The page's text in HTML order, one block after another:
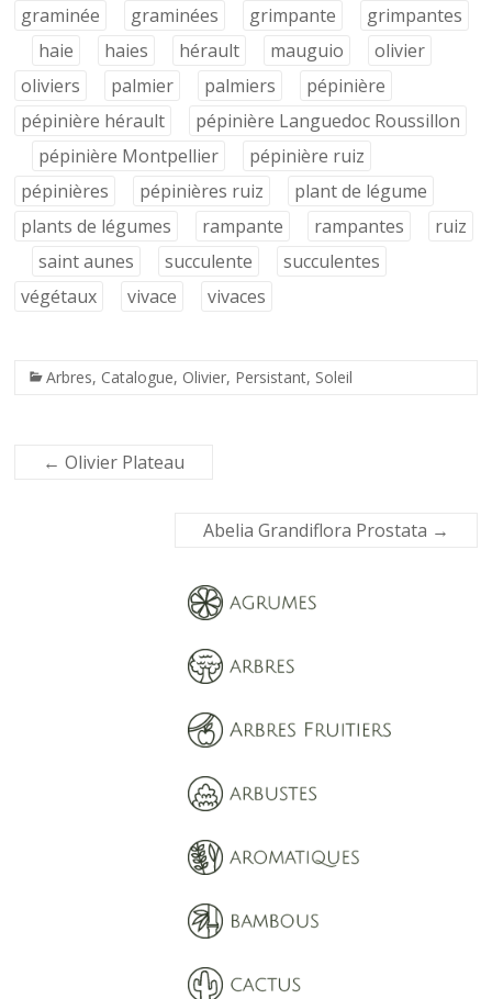
graminée
graminées grimpante
grimpantes
haie
haies hérault mauguio
olivier
oliviers
palmier palmiers
pépinière
pépinière hérault
pépinière Languedoc Roussillon
pépinière Montpellier
pépinière ruiz
pépinières
pépinières ruiz
plant de légume
plants de légumes
rampante rampantes
ruiz
saint aunes
succulente
succulentes
végétaux
vivace vivaces
Arbres, Catalogue, Olivier, Persistant, Soleil
← Olivier Plateau
Abelia Grandiflora Prostata →